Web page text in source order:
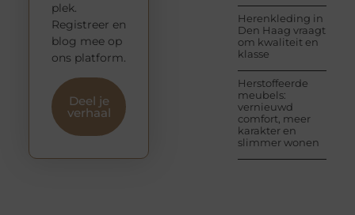
Herenkleding in
Den Haag vraagt
om kwaliteit en
klasse
Herstoffeerde
meubels:
vernieuwd
comfort, meer
karakter en
slimmer wonen
plek.
Registreer en
blog mee op
ons platform.
Deel je
verhaal